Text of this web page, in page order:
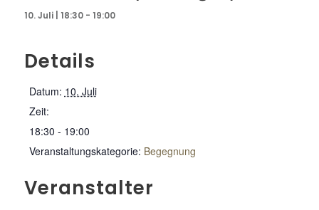
10. Juli | 18:30- 19:00
Details
Datum: 10. Juli
Zeit:
18:30 - 19:00
Veranstaltungskategorie: Begegnung
Veranstalter